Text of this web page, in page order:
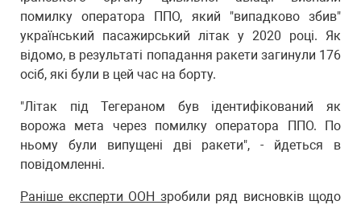
помилку оператора ППО, який "випадково збив"
український пасажирський літак у 2020 році. Як
відомо, в результаті попадання ракети загинули 176
осіб, які були в цей час на борту.
"Літак під Тегераном був ідентифікований як
ворожа мета через помилку оператора ППО. По
ньому були випущені дві ракети", - йдеться в
повідомленні.
Раніше експерти ООН зробили ряд висновків щодо